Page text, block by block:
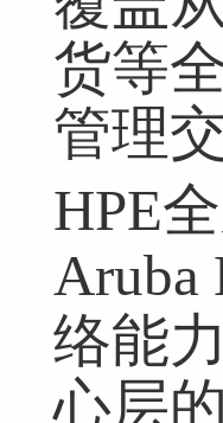
货等
管理
HPE
Aruba
络能
心层